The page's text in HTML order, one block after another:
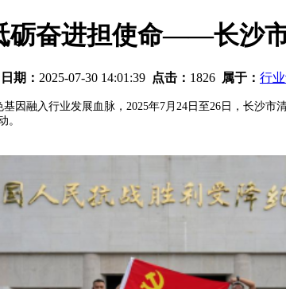
砺奋进担使命——长沙
日期： 2025-07-30 14:01:39 点击： 1826 属于： 行
因融入行业发展血脉，2025年7月24日至26日，长沙
。